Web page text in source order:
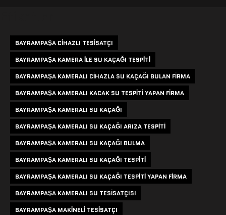
BAYRAMPAŞA CIHAZLI TESISATÇI
BAYRAMPAŞA KAMERA ILE SU KAÇAĞI TESPITI
BAYRAMPAŞA KAMERALI CIHAZLA SU KAÇAĞI BULAN FIRMA
BAYRAMPAŞA KAMERALI KACAK SU TESPITI YAPAN FIRMA
BAYRAMPAŞA KAMERALI SU KAÇAĞI
BAYRAMPAŞA KAMERALI SU KAÇAĞI ARIZA TESPITI
BAYRAMPAŞA KAMERALI SU KAÇAĞI BULMA
BAYRAMPAŞA KAMERALI SU KAÇAĞI TESPITI
BAYRAMPAŞA KAMERALI SU KAÇAĞI TESPITI YAPAN FIRMA
BAYRAMPAŞA KAMERALI SU TESISATÇISI
BAYRAMPAŞA MAKINELI TESISATÇI